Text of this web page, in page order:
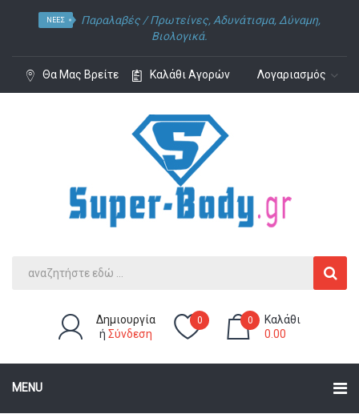
ΝΈΕΣ Παραλαβές /Πρωτείνες, Αδυνάτισμα, Δύναμη,
Βιολογικά.
Θα Μας Βρείτε Καλάθι Αγορών Λογαριασμός
Δημιουργία
ή Σύνδεση
0 0
Καλάθι
0.00
MENU